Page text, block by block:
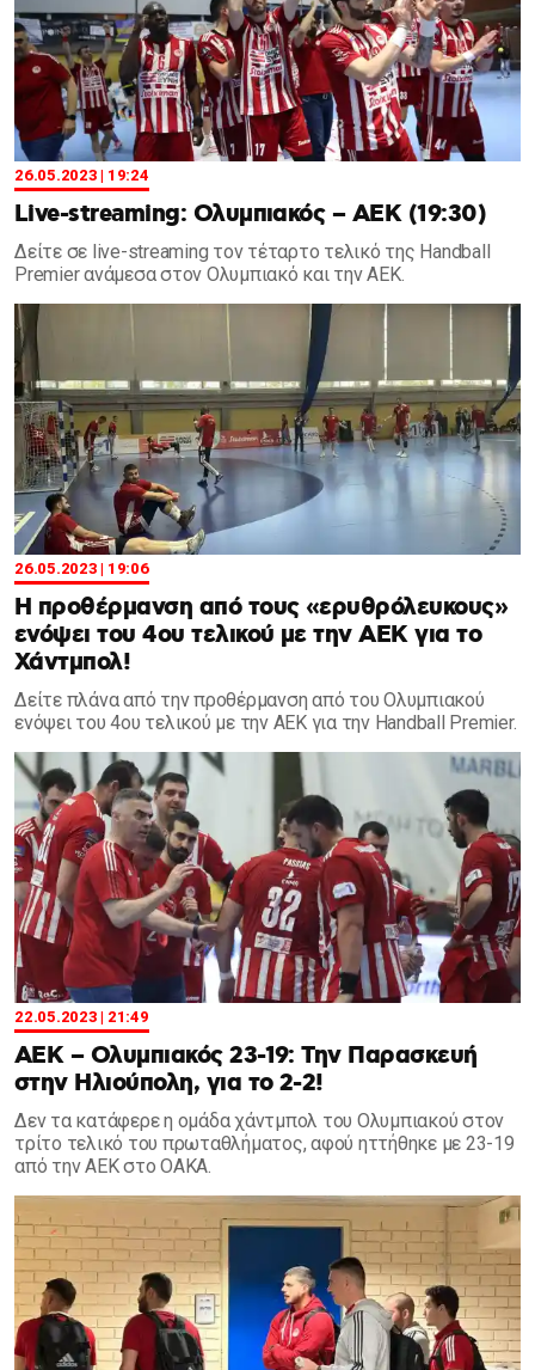
26.05.2023 | 19:24
Live-streaming: Ολυμπιακός – AEK (19:30)
Δείτε σε live-streaming τον τέταρτο τελικό της Handball
Premier ανάμεσα στον Ολυμπιακό και την ΑΕΚ.
26.05.2023 | 19:06
Η προθέρμανση από τους «ερυθρόλευκους»
ενόψει του 4ου τελικού με την ΑΕΚ για το
Χάντμπολ!
Δείτε πλάνα από την προθέρμανση από του Ολυμπιακού
ενόψει του 4ου τελικού με την ΑΕΚ για την Handball Premier.
22.05.2023 | 21:49
ΑΕΚ – Ολυμπιακός 23-19: Την Παρασκευή
στην Ηλιούπολη, για το 2-2!
Δεν τα κατάφερε η ομάδα χάντμπολ του Ολυμπιακού στον
τρίτο τελικό του πρωταθλήματος, αφού ηττήθηκε με 23-19
από την ΑΕΚ στο ΟΑΚΑ.